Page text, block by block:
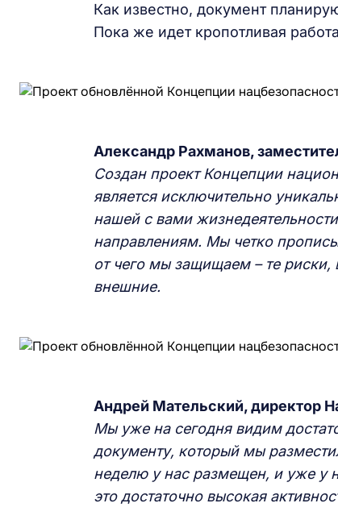
Как известно, документ
Пока же идет кропотливая
Александр Рахманов,
Создан проект Концепции
является исключительно
нашей с вами
направлениям. Мы четко
от чего мы защищаем – те риски,
внешние.
Андрей Мательский, директор Н
Мы уже на сегодня видим
документу, который мы
неделю у нас размещен, и уже у
это достаточно высокая